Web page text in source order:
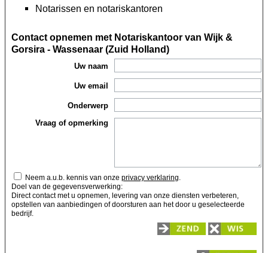
Notarissen en notariskantoren
Contact opnemen met Notariskantoor van Wijk &
Gorsira - Wassenaar (Zuid Holland)
Uw naam
Uw email
Onderwerp
Vraag of opmerking
Neem a.u.b. kennis van onze privacy verklaring.
Doel van de gegevensverwerking:
Direct contact met u opnemen, levering van onze diensten verbeteren,
opstellen van aanbiedingen of doorsturen aan het door u geselecteerde
bedrijf.
Zend
Wis